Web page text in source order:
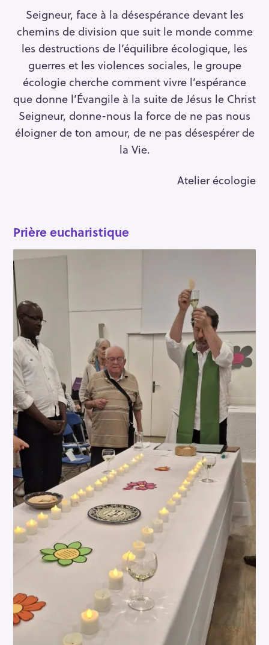
Seigneur, face à la désespérance devant les
chemins de division que suit le monde comme
les destructions de l’équilibre écologique, les
guerres et les violences sociales, le groupe
écologie cherche comment vivre l’espérance
que donne l’Évangile à la suite de Jésus le Christ
Seigneur, donne-nous la force de ne pas nous
éloigner de ton amour, de ne pas désespérer de
la Vie.
Atelier écologie
Prière eucharistique